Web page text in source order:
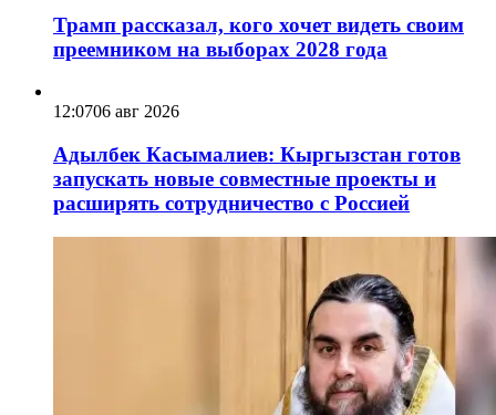
Трамп рассказал, кого хочет видеть своим
преемником на выборах 2028 года
12:0706 авг 2026
Адылбек Касымалиев: Кыргызстан готов
запускать новые совместные проекты и
расширять сотрудничество с Россией